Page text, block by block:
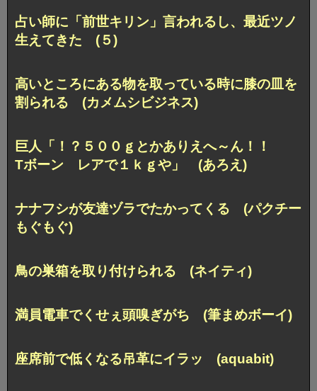
占い師に「前世キリン」言われるし、最近ツノ
生えてきた (５)
高いところにある物を取っている時に膝の皿を
割られる (カメムシビジネス)
巨人「！？５００ｇとかありえへ～ん！！
Tボーン レアで１ｋｇや」 (あろえ)
ナナフシが友達ヅラでたかってくる (パクチー
もぐもぐ)
鳥の巣箱を取り付けられる (ネイティ)
満員電車でくせぇ頭嗅ぎがち (筆まめボーイ)
座席前で低くなる吊革にイラッ (aquabit)